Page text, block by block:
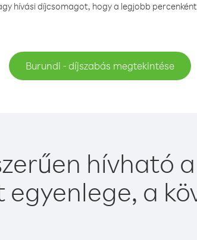
hívási díjcsomagot, hogy a legjobb
Burundi - díjszabás megtekintése
hívható
egyenlege, a